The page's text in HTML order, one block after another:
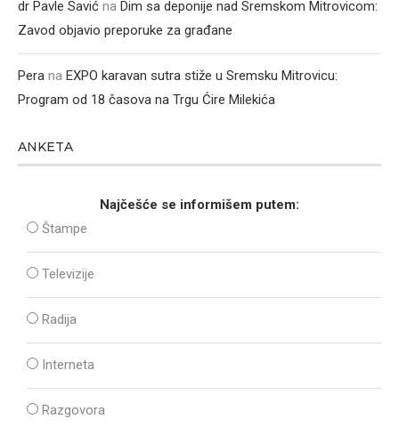
dr Pavle Savić na Dim sa deponije nad Sremskom Mitrovicom:
Zavod objavio preporuke za građane
Pera na EXPO karavan sutra stiže u Sremsku Mitrovicu:
Program od 18 časova na Trgu Ćire Milekića
ANKETA
Najčešće se informišem putem:
Štampe
Televizije
Radija
Interneta
Razgovora